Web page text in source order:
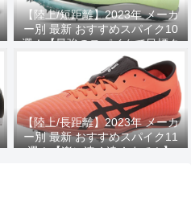
【陸上/短距離】2023年 メーカ
ー別 最新 おすすめスパイク10
選！【最強のスパイクで目標タ
イムへ！】
【陸上/長距離】2023年 メーカ
ー別 最新 おすすめスパイク11
選！【楽に速く遠くまで！】